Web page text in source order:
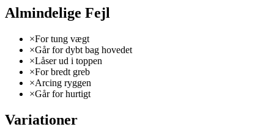
Almindelige Fejl
×For tung vægt
×Går for dybt bag hovedet
×Låser ud i toppen
×For bredt greb
×Arcing ryggen
×Går for hurtigt
Variationer